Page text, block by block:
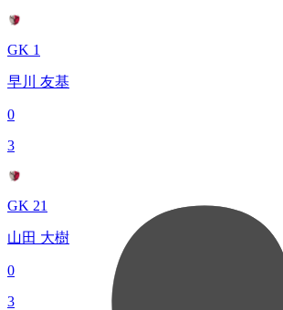
GK 1
早川 友基
0
3
GK 21
山田 大樹
0
3